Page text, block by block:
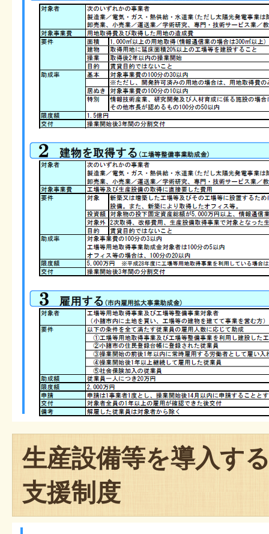
生産設備等を導入す
支援制度